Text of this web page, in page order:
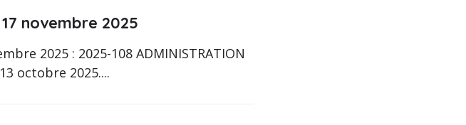
novembre 2025
2025 : 2025-108 ADMINISTRATION
octobre 2025....